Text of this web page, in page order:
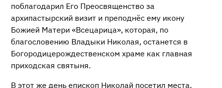
поблагодарил Его Преосвященство за
архипастырский визит и преподнёс ему икону
Божией Матери «Всецарица», которая, по
благословению Владыки Николая, останется в
Богородицерождественском храме как главная
приходская святыня.
В этот же день епископ Николай посетил места,